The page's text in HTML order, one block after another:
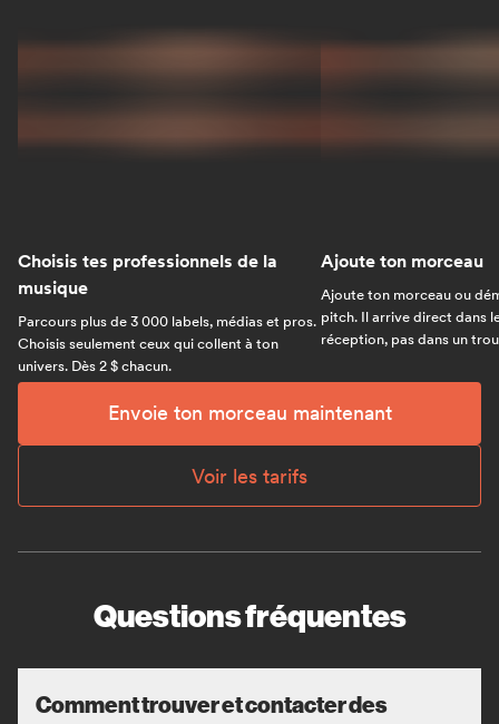
Choisis tes professionnels de la
musique
Parcours plus de 3 000 labels, médias et pros.
Choisis seulement ceux qui collent à ton
univers. Dès 2 $ chacun.
Ajoute ton morceau
Ajoute ton morceau ou
pitch. Il arrive direct dans
réception, pas dans un
Envoie ton morceau maintenant
Voir les tarifs
Questions fréquentes
Comment trouver et contacter des